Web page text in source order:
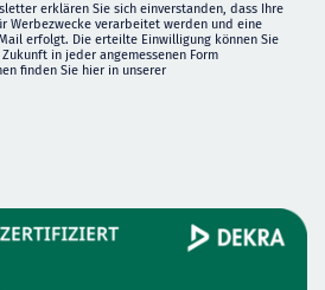
erklären Sie sich einverstanden, dass Ihre
Werbezwecke verarbeitet werden und eine
erfolgt. Die erteilte Einwilligung können Sie
in jeder angemessenen Form
finden Sie hier in unserer